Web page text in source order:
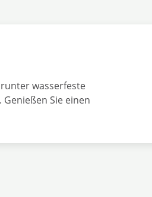
wasserfeste
Sie einen